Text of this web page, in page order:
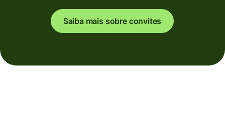
Saiba mais sobre convites